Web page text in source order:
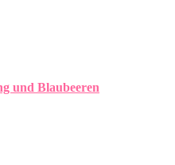
und Blaubeeren